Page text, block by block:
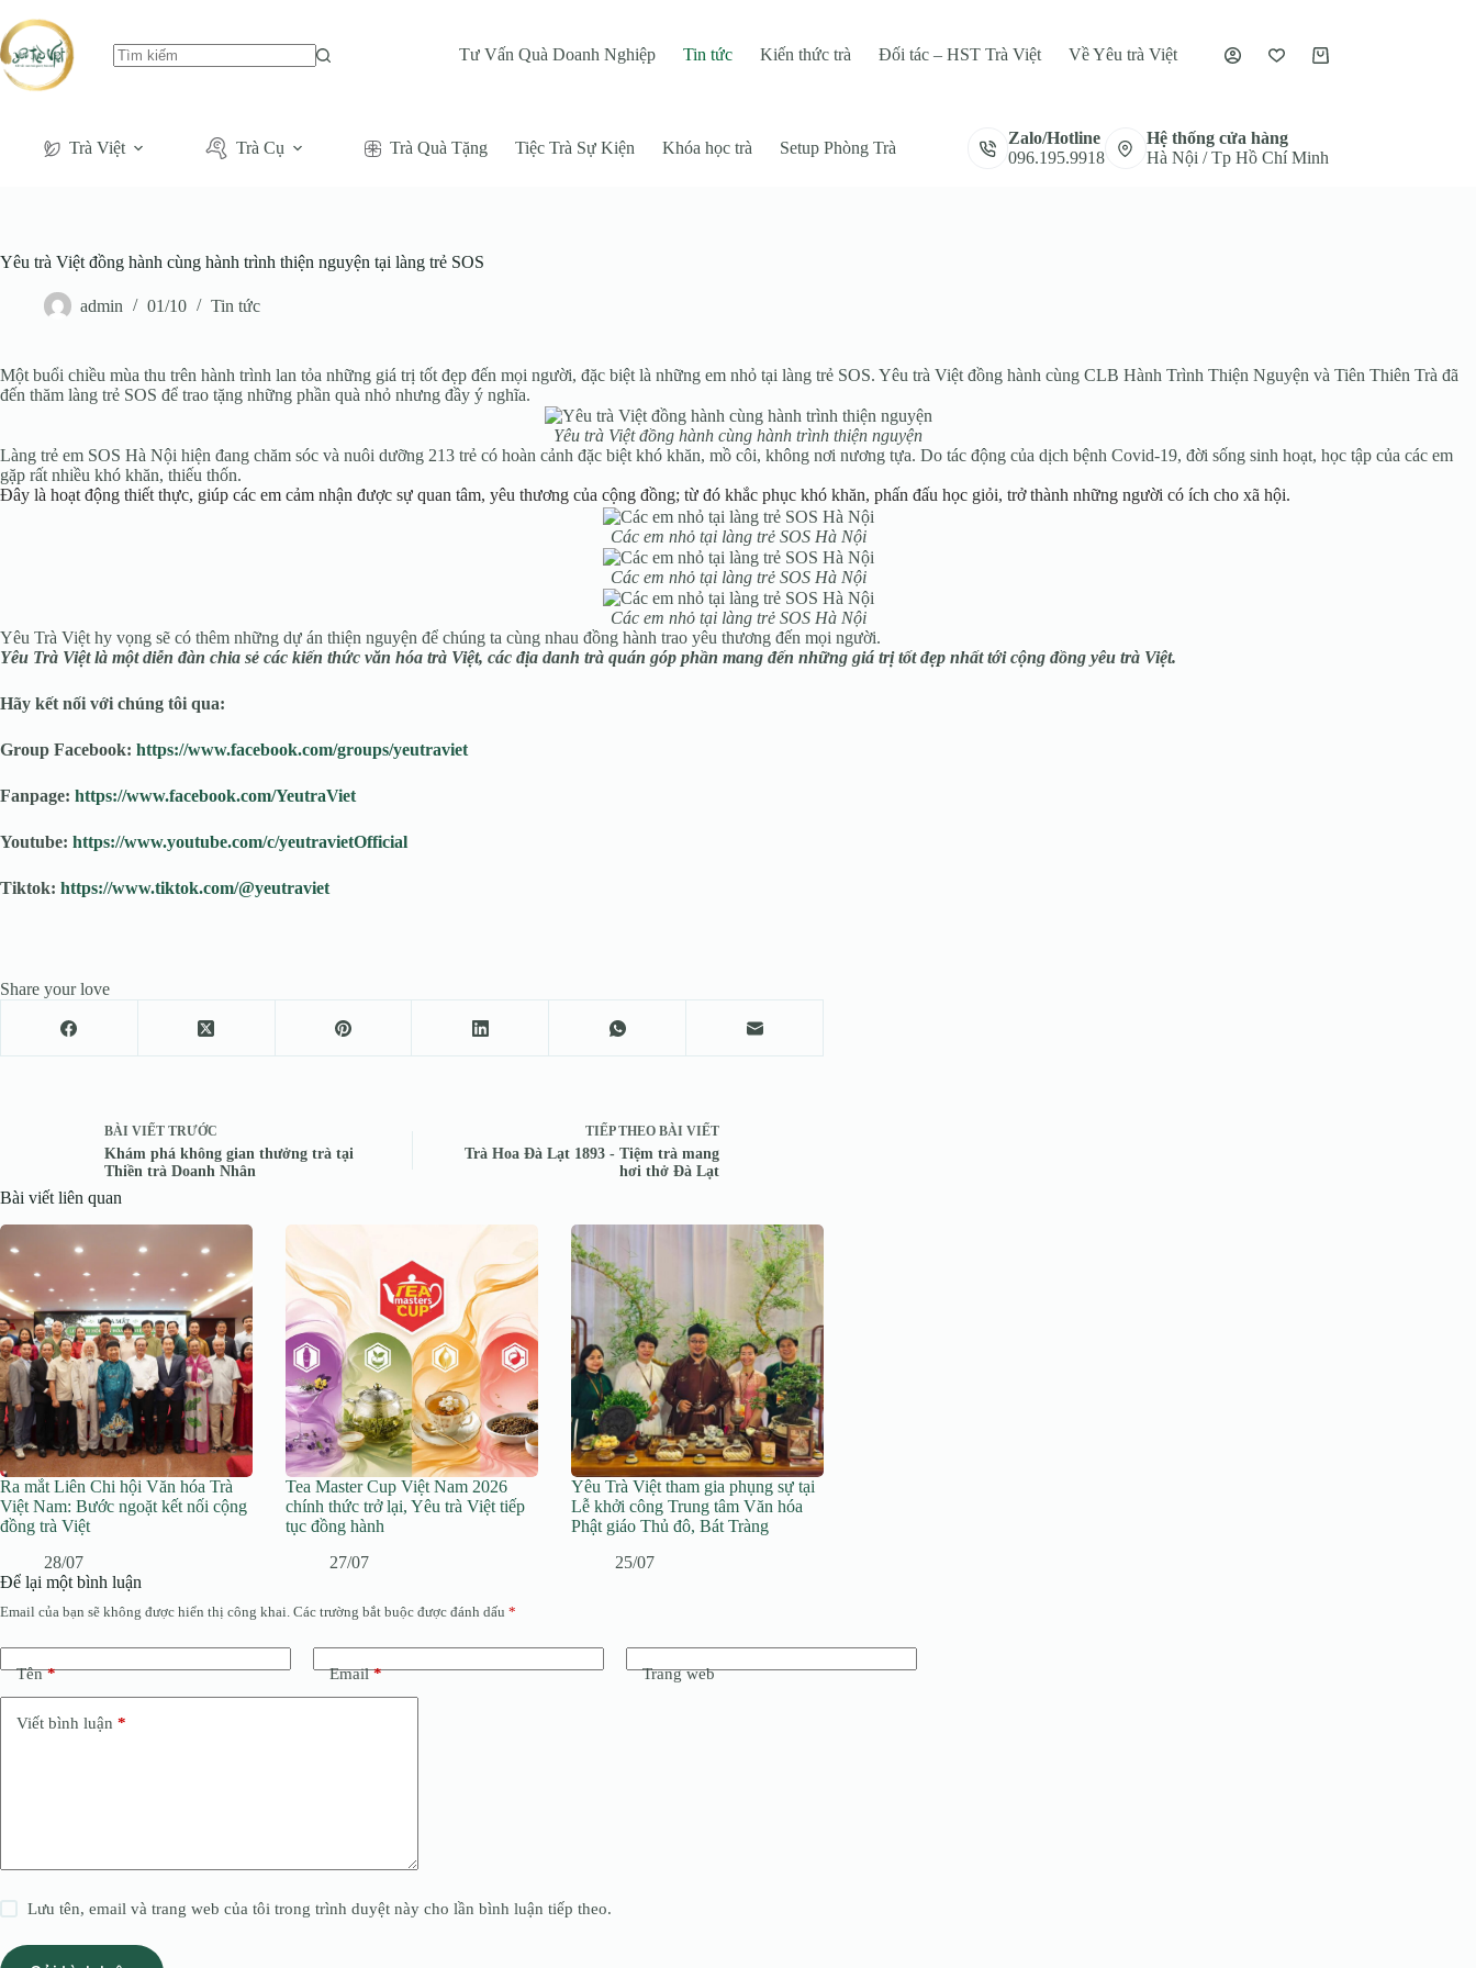
Tư Vấn Quà Doanh Nghiệp Tin tức Kiến thức trà Đối tác – HST Trà Việt Về Yêu trà Việt
Giỏ
Trà Việt Trà Cụ Trà Quà Tặng Tiệc Trà Sự Kiện Khóa học trà Setup Phòng Trà
Zalo/Hotline
096.195.9918
Hệ thống cửa hàng
Hà Nội / Tp Hồ Chí Minh
Yêu trà Việt đồng hành cùng hành trình thiện nguyện tại làng trẻ SOS
admin 01/10 Tin tức
Một buổi chiều mùa thu trên hành trình lan tỏa những giá trị tốt đẹp đến mọi người, đặc biệt là những em nhỏ tại làng trẻ SOS. Yêu trà Việt đồng hành cùng CLB Hành Trình Thiện Nguyện và Tiên Thiên Trà đã
đến thăm làng trẻ SOS để trao tặng những phần quà nhỏ nhưng đầy ý nghĩa.
Yêu trà Việt đồng hành cùng hành trình thiện nguyện
Làng trẻ em SOS Hà Nội hiện đang chăm sóc và nuôi dưỡng 213 trẻ có hoàn cảnh đặc biệt khó khăn, mồ côi, không nơi nương tựa. Do tác động của dịch bệnh Covid-19, đời sống sinh hoạt, học tập của các em
gặp rất nhiều khó khăn, thiếu thốn.
Đây là hoạt động thiết thực, giúp các em cảm nhận được sự quan tâm, yêu thương của cộng đồng; từ đó khắc phục khó khăn, phấn đấu học giỏi, trở thành những người có ích cho xã hội.
Các em nhỏ tại làng trẻ SOS Hà Nội
Các em nhỏ tại làng trẻ SOS Hà Nội
Các em nhỏ tại làng trẻ SOS Hà Nội
Yêu Trà Việt hy vọng sẽ có thêm những dự án thiện nguyện để chúng ta cùng nhau đồng hành trao yêu thương đến mọi người.
Yêu Trà Việt là một diễn đàn chia sẻ các kiến thức văn hóa trà Việt, các địa danh trà quán góp phần mang đến những giá trị tốt đẹp nhất tới cộng đồng yêu trà Việt.
Hãy kết nối với chúng tôi qua:
Group Facebook: https://www.facebook.com/groups/yeutraviet
Fanpage: https://www.facebook.com/YeutraViet
Youtube: https://www.youtube.com/c/yeutravietOfficial
Tiktok: https://www.tiktok.com/@yeutraviet
Share your love
BÀI VIẾT TRƯỚC
Khám phá không gian thưởng trà tại
Thiền trà Doanh Nhân
TIẾP THEO BÀI VIẾT
Trà Hoa Đà Lạt 1893 - Tiệm trà mang
hơi thở Đà Lạt
Bài viết liên quan
Ra mắt Liên Chi hội Văn hóa Trà
Việt Nam: Bước ngoặt kết nối cộng
đồng trà Việt
28/07
Tea Master Cup Việt Nam 2026
chính thức trở lại, Yêu trà Việt tiếp
tục đồng hành
27/07
Yêu Trà Việt tham gia phụng sự tại
Lễ khởi công Trung tâm Văn hóa
Phật giáo Thủ đô, Bát Tràng
25/07
Để lại một bình luận
Email của bạn sẽ không được hiển thị công khai. Các trường bắt buộc được đánh dấu *
Tên* Email* Trang web
Viết bình luận *
Lưu tên, email và trang web của tôi trong trình duyệt này cho lần bình luận tiếp theo.